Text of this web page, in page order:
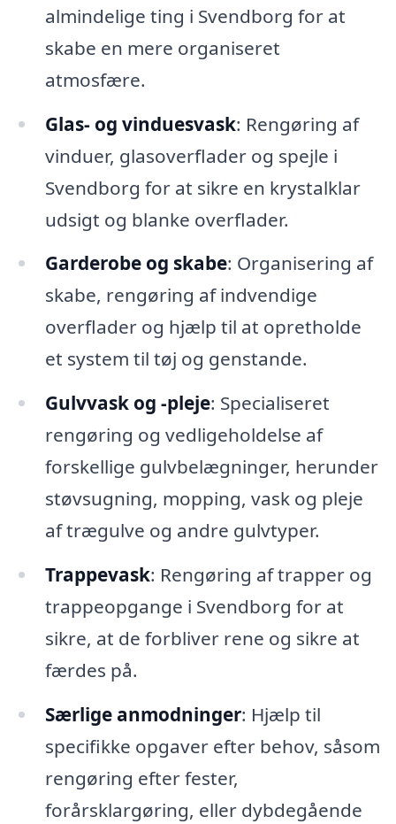
almindelige ting i Svendborg for at
skabe en mere organiseret
atmosfære.
Glas- og vinduesvask: Rengøring af
vinduer, glasoverflader og spejle i
Svendborg for at sikre en krystalklar
udsigt og blanke overflader.
Garderobe og skabe: Organisering af
skabe, rengøring af indvendige
overflader og hjælp til at opretholde
et system til tøj og genstande.
Gulvvask og -pleje: Specialiseret
rengøring og vedligeholdelse af
forskellige gulvbelægninger, herunder
støvsugning, mopping, vask og pleje
af trægulve og andre gulvtyper.
Trappevask: Rengøring af trapper og
trappeopgange i Svendborg for at
sikre, at de forbliver rene og sikre at
færdes på.
Særlige anmodninger: Hjælp til
specifikke opgaver efter behov, såsom
rengøring efter fester,
forårsklargøring, eller dybdegående